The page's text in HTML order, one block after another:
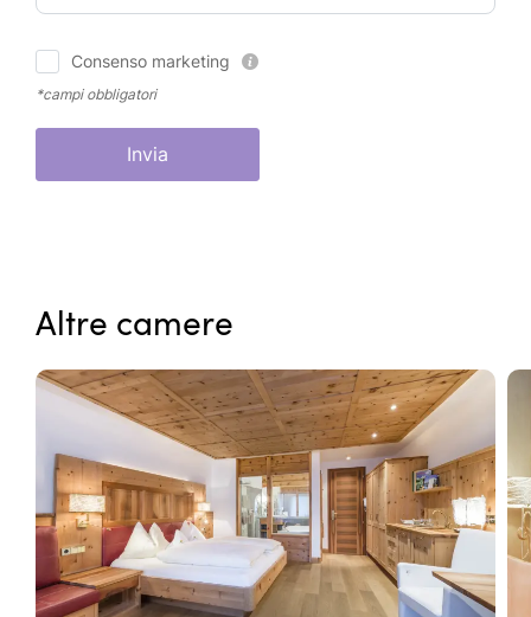
Consenso marketing
*campi obbligatori
Invia
Altre camere